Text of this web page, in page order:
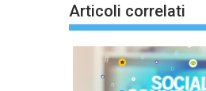
Articoli correlati